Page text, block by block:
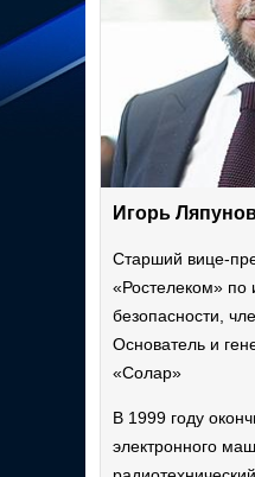
Игорь
Старший вице-
«Ростелеком»
безопасности,
Основатель и
«Солар»
В 1999 году
электронного